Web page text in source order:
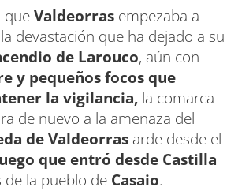
queValdeorras empezaba a
devastación que ha dejado a su
de Larouco, aún con
y pequeños focos que
la vigilancia, la comarca
de nuevo a la amenaza del
de Valdeorras arde desde el
que entró desde Castilla
de la pueblo de Casaio.